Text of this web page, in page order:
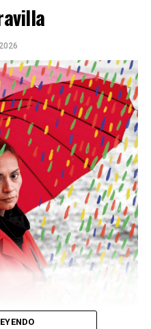
con doble tapa, que
a remarla.